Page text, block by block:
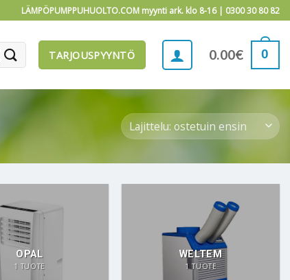
LÄMPÖPUMPPUHUOLTO.COM myynti ark. klo 8-16 | 0300 30 80 82
TARJOUSPYYNTÖ 0.00€ 0
OPAL
1 TUOTE
WELTEM
1 TUOTE